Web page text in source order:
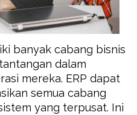
banyak cabang bisnis
dalam
mereka. ERP dapat
semua cabang
yang terpusat. Ini